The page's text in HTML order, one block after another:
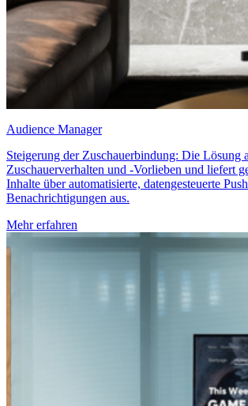
Audience Manager
Steigerung der Zuschauerbindung: Die Lösung
Zuschauerverhalten und -Vorlieben und liefert
Inhalte über automatisierte, datengesteuerte
Benachrichtigungen aus.
Mehr erfahren